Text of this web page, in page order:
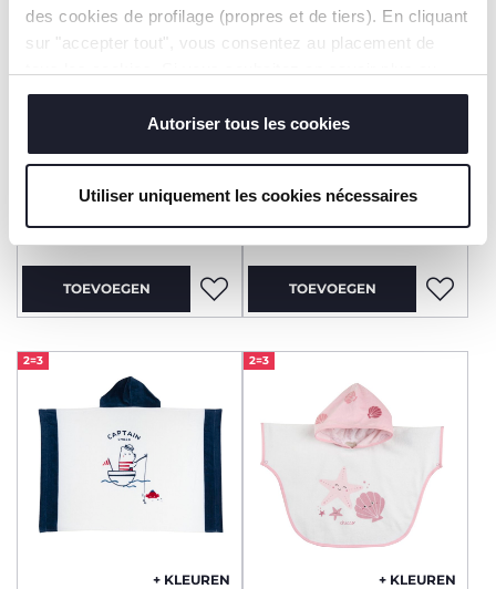
des cookies de profilage (propres et de tiers). En cliquant
sur "accepter tout", vous consentez au placement de
modifier ou révoquer le consentement de tous les
cookies ou de certains d'entre eux, cliquez sur "afficher
les détails". En fermant cette bannière, vous consentez à
sont indispensables pour profiter du service demandé.
Autoriser tous les cookies
Utiliser uniquement les cookies nécessaires
+ KLEUREN
Handdoek met kap, van
TOEVOEGEN
+ KLEUREN
Poncho van badstof
TOEVOEGEN
2=3
+ KLEUREN
2=3
+ KLEUREN